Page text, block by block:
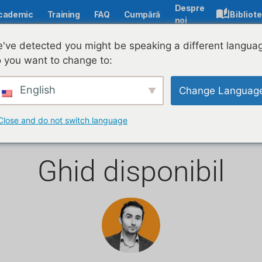
Training FAQ Cumpără
Despre
noi
800 de resurse
uri) sunt
Ghid disponibil
detected you might be speaking a different
you want to change to:
English Change
and do not switch language